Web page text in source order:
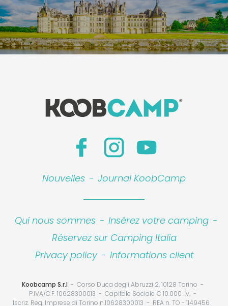
Nouvelles - Journal KoobCamp
Qui nous sommes - Insérez votre camping -
Réservez sur Camping Italia
Privacy policy - Informations client
Koobcamp S.r.l
Corso Duca degli Abruzzi 2, 10128 Torino
P.IVA/C.F. 10628300013
Capitale Sociale € 10.000 i.v.
Iscriz. Reg. Imprese di Torino n.10628300013
REA n. TO - 1149456